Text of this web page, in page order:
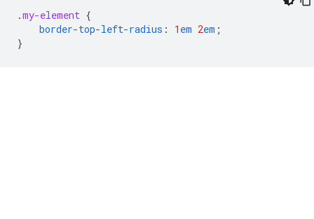
.my-element {
border-top-left-radius : 1 em 2em ;
}